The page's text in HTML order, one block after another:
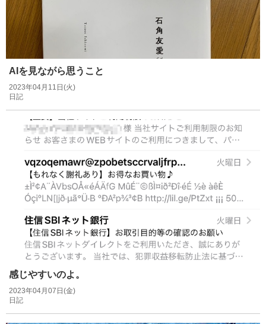
AIを見ながら思うこと
2023年04月11日(火)
日記
感じやすいのよ。
2023年04月07日(金)
日記